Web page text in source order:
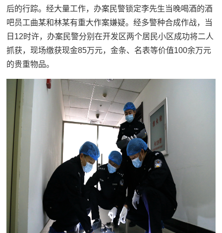
后的行踪。经大量工作，办案民警锁定李先生当晚喝酒的酒
吧员工曲某和林某有重大作案嫌疑。经多警种合成作战，当
日12时许，办案民警分别在开发区两个居民小区成功将二人
抓获，现场缴获现金85万元，金条、名表等价值100余万元
的贵重物品。